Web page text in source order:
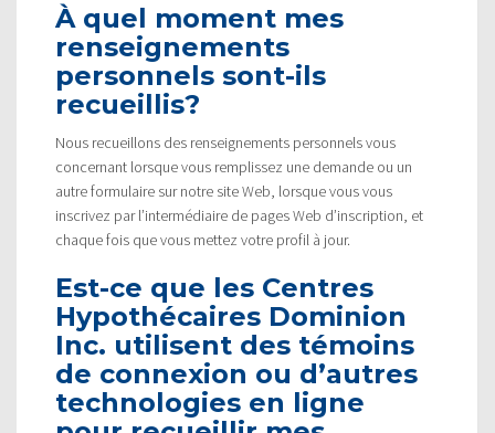
À quel moment mes
renseignements
personnels sont-ils
recueillis?
Nous recueillons des renseignements personnels vous
concernant lorsque vous remplissez une demande ou un
autre formulaire sur notre site Web, lorsque vous vous
inscrivez par l’intermédiaire de pages Web d’inscription, et
chaque fois que vous mettez votre profil à jour.
Est-ce que les Centres
Hypothécaires Dominion
Inc. utilisent des témoins
de connexion ou d’autres
technologies en ligne